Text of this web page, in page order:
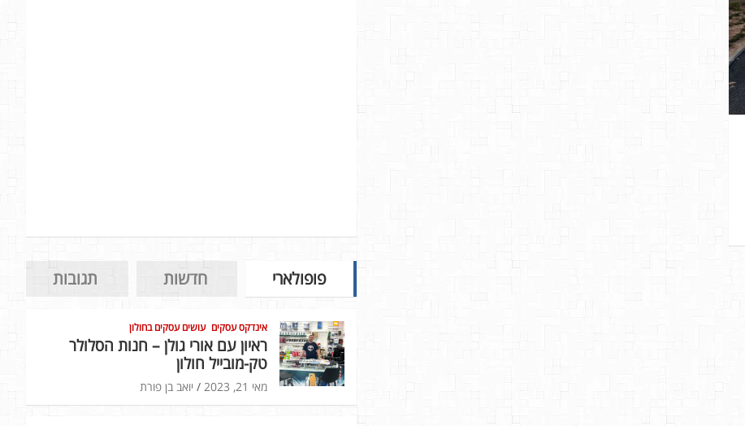
פופולארי חדשות תגובות
אינדקס עסקים עושים עסקים בחולון
ראיון עם אורי גולן – חנות הסלולר
טק-מובייל חולון
מאי 21, 2023 יואב בן פורת